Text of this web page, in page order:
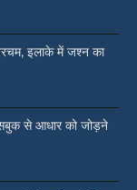
इलाके में जश्न का
से आधार को जोड़ने